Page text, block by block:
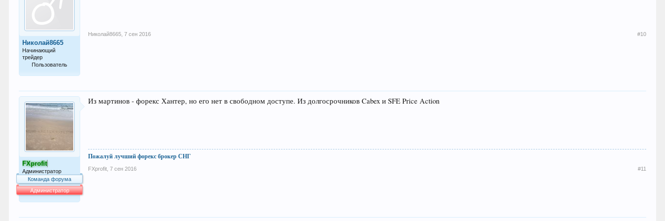
Николай8665
Начинающий
трейдер
Пользователь
Николай8665 7 сен 2016 #10
FXprofit
Администратор
Команда форума
Администратор
Из мартинов - форекс Хантер, но его нет в свободном доступе. Из долгосрочников Cabex и SFE Price Action
Пожалуй лучший форекс брокер СНГ
FXprofit 7 сен 2016 #11